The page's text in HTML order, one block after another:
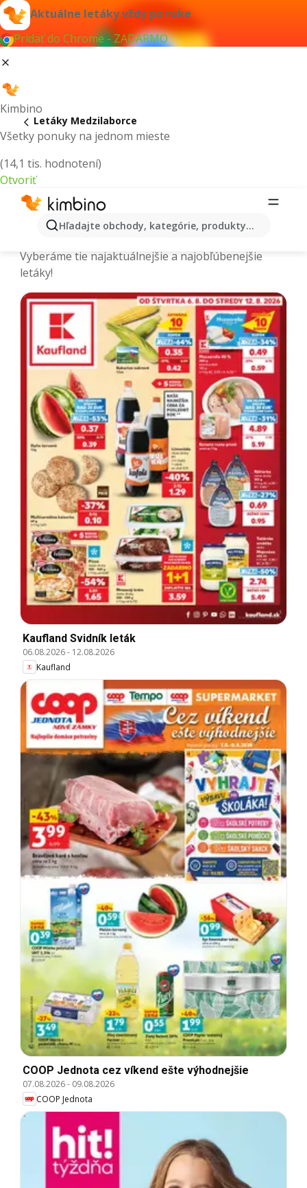
Aktuálne letáky vždy po ruke
Pridať do Chrome - ZADARMO
Kimbino
Všetky ponuky na jednom mieste
(14,1 tis. hodnotení)
Otvoriť
Hľadajte obchody, kategórie, produkty...
Letáky Medzilaborce
Medzilaborce - Aktuálne letáky a
Vyberáme tie najaktuálnejšie a najobľúbenejšie
letáky!
Kaufland Svidník leták
06.08.2026- 12.08.2026
Kaufland
COOP Jednota cez víkend ešte výhodnejšie
07.08.2026- 09.08.2026
COOP Jednota